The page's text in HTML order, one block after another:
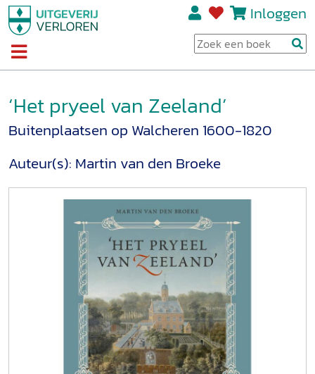
Inloggen
‘Het pryeel van Zeeland’
Buitenplaatsen op Walcheren 1600-1820
Auteur(s): Martin van den Broeke